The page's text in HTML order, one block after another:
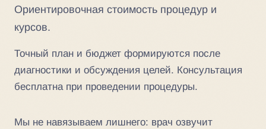
Ориентировочная стоимость процедур и
курсов.
Точный план и бюджет формируются после
диагностики и обсуждения целей. Консультация
бесплатна при проведении процедуры.
Мы не навязываем лишнего: врач озвучит